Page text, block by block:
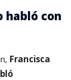
habló con
Francisca